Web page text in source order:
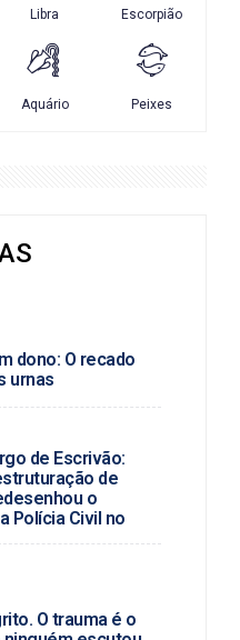
dono: O recado
urnas
de Escrivão:
de
o
Polícia Civil no
O trauma é o